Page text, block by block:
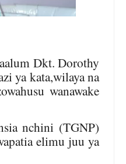
Dkt. Dorothy
ya kata,wilaya na
wanawake
nchini (TGNP)
elimu juu ya